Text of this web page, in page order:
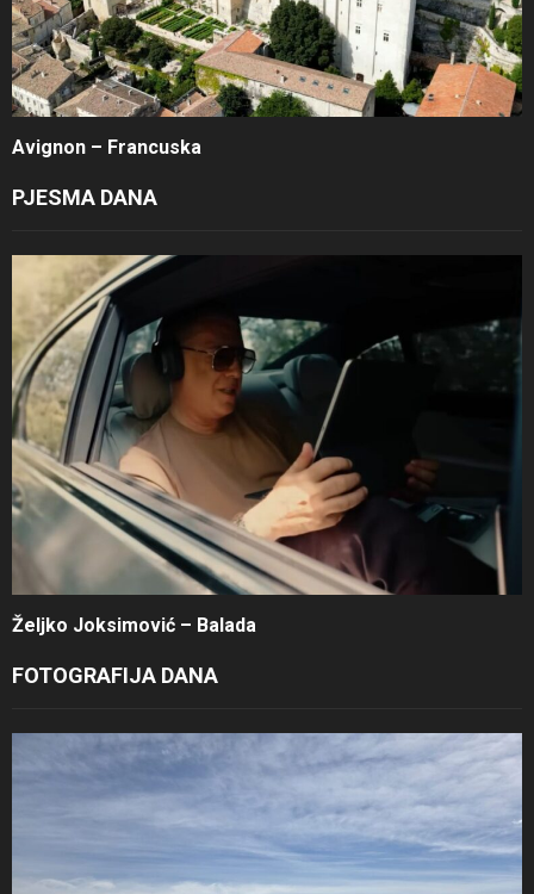
Avignon – Francuska
PJESMA DANA
Željko Joksimović – Balada
FOTOGRAFIJA DANA